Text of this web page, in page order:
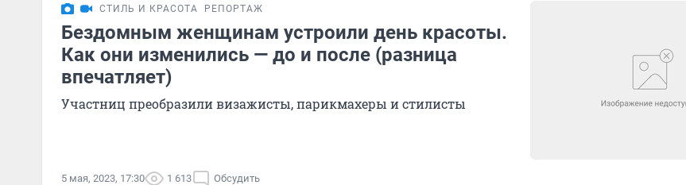
СТИЛЬ И КРАСОТА РЕПОРТАЖ
Бездомным женщинам устроили день красоты.
Как они изменились — до и после (разница
впечатляет)
Участниц преобразили визажисты, парикмахеры и стилисты
5 мая, 2023, 17:30 1 613 Обсудить